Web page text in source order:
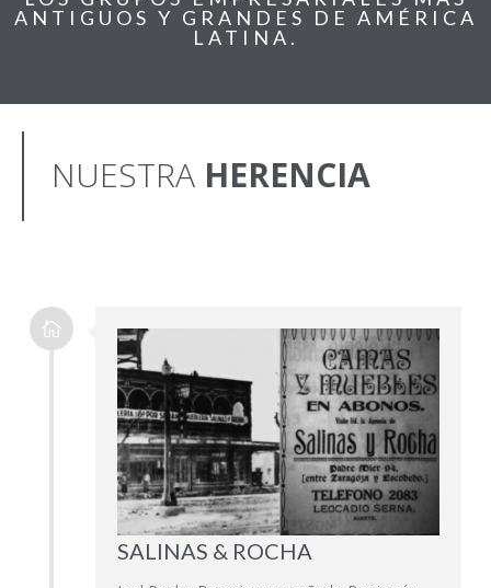
ANTIGUOS Y GRANDES DE AMÉRICA
LATINA.
NUESTRA HERENCIA
SALINAS & ROCHA